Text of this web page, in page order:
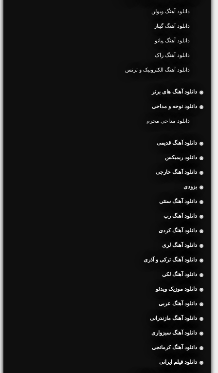
دانلود آهنگ ویولن
دانلود آهنگ گیتار
دانلود آهنگ پیانو
دانلود آهنگ راک
دانلود آهنگ الکترونیک و ترنس
دانلود آهنگ های برتر
دانلود نوحه و مداحی
دانلود مداحی محرم
دانلود آهنگ قدیمی
دانلود ریمیکس
دانلود آهنگ خارجی
بزودی
دانلود آهنگ سنتی
دانلود آهنگ رپ
دانلود آهنگ کردی
دانلود آهنگ لری
دانلود آهنگ ترکی و آذری
دانلود آهنگ لکی
دانلود موزیک ویدئو
دانلود آهنگ عربی
دانلود آهنگ مازندرانی
دانلود آهنگ سبزواری
دانلود آهنگ کرمانجی
دانلود فیلم ایرانی